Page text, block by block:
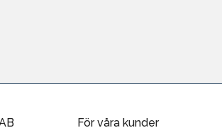
För våra kunder